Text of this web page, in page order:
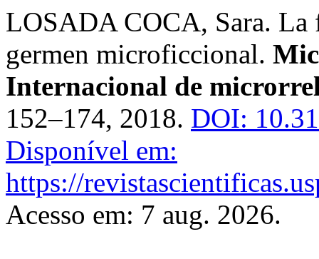
LOSADA COCA, Sara. La
germen microficcional.
Internacional de
152–174, 2018. DOI:
Disponível em:
https://
Acesso em: 7 aug. 2026.